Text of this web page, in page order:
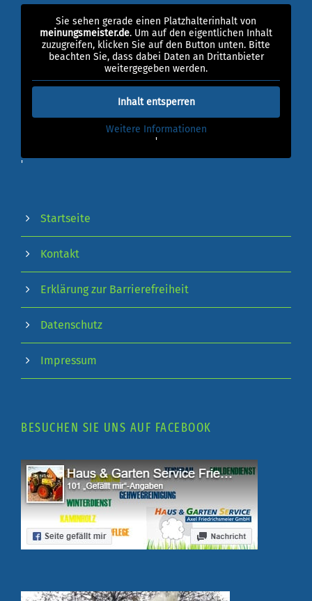
Sie sehen gerade einen Platzhalterinhalt von
meinungsmeister.de. Um auf den eigentlichen Inhalt
zuzugreifen, klicken Sie auf den Button unten. Bitte
beachten Sie, dass dabei Daten an Drittanbieter
weitergegeben werden.
Inhalt entsperren
Weitere Informationen
'
'
Startseite
Kontakt
Erklärung zur Barrierefreiheit
Datenschutz
Impressum
BESUCHEN SIE UNS AUF FACEBOOK